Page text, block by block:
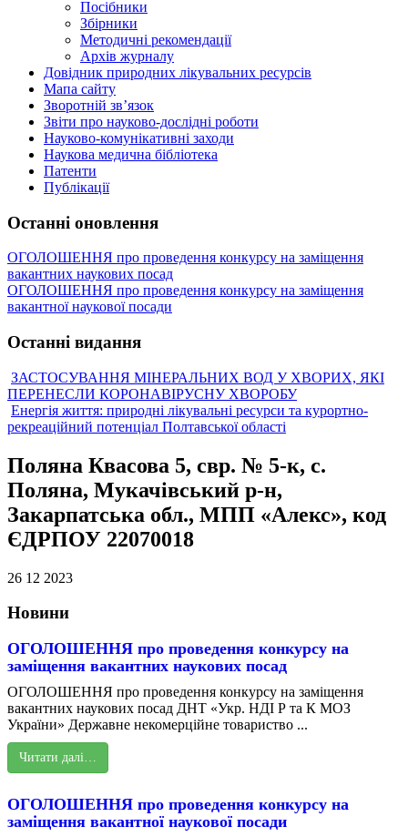
Посібники
Збірники
Методичні рекомендації
Архів журналу
Довідник природних лікувальних ресурсів
Мапа сайту
Зворотній зв’язок
Звіти про науково-дослідні роботи
Науково-комунікативні заходи
Наукова медична бібліотека
Патенти
Публікації
Останні оновлення
ОГОЛОШЕННЯ про проведення конкурсу на заміщення
вакантних наукових посад
ОГОЛОШЕННЯ про проведення конкурсу на заміщення
вакантної наукової посади
Останні видання
ЗАСТОСУВАННЯ МІНЕРАЛЬНИХ ВОД У ХВОРИХ, ЯКІ
ПЕРЕНЕСЛИ КОРОНАВІРУСНУ ХВОРОБУ
Енергія життя: природні лікувальні ресурси та курортно-
рекреаційний потенціал Полтавської області
Поляна Квасова 5, свр. № 5-к, с.
Поляна, Мукачівський р-н,
Закарпатська обл., МПП «Алекс», код
ЄДРПОУ 22070018
26 12 2023
Новини
ОГОЛОШЕННЯ про проведення конкурсу на
заміщення вакантних наукових посад
ОГОЛОШЕННЯ про проведення конкурсу на заміщення
вакантних наукових посад ДНТ «Укр. НДІ Р та К МОЗ
України» Державне некомерційне товариство ...
Читати далі…
ОГОЛОШЕННЯ про проведення конкурсу на
заміщення вакантної наукової посади